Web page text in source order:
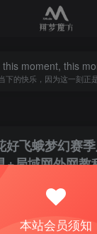
moment, this
下的快乐，因为这一刻正
飞蛾梦幻赛
+局域网外网教
本站会员须知